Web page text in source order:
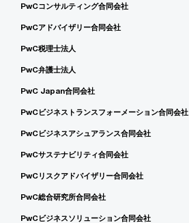
PwCコンサルティング合同会社
PwCアドバイザリー合同会社
PwC税理士法人
PwC弁護士法人
PwC Japan合同会社
PwCビジネストランスフォーメーション合同会社
PwCビジネスアシュアランス合同会社
PwCサステナビリティ合同会社
PwCリスクアドバイザリー合同会社
PwC総合研究所合同会社
PwCビジネスソリューション合同会社